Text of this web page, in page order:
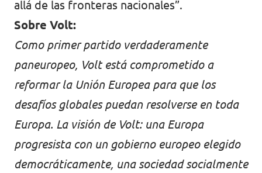
allá de las fronteras nacionales”.
Sobre Volt:
Como primer partido verdaderamente
paneuropeo, Volt está comprometido a
reformar la Unión Europea para que los
desafíos globales puedan resolverse en toda
Europa. La visión de Volt: una Europa
progresista con un gobierno europeo elegido
democráticamente, una sociedad socialmente